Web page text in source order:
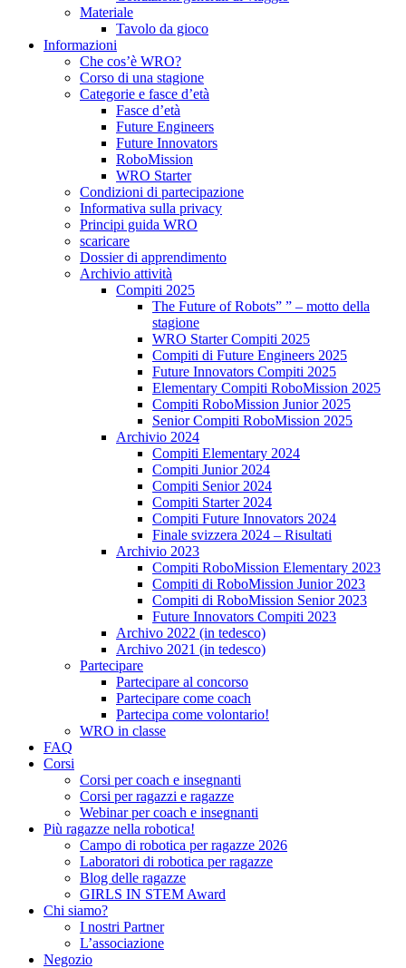
Materiale
Tavolo da gioco
Informazioni
Che cos’è WRO?
Corso di una stagione
Categorie e fasce d’età
Fasce d’età
Future Engineers
Future Innovators
RoboMission
WRO Starter
Condizioni di partecipazione
Informativa sulla privacy
Principi guida WRO
scaricare
Dossier di apprendimento
Archivio attività
Compiti 2025
The Future of Robots” ” – motto della
stagione
WRO Starter Compiti 2025
Compiti di Future Engineers 2025
Future Innovators Compiti 2025
Elementary Compiti RoboMission 2025
Compiti RoboMission Junior 2025
Senior Compiti RoboMission 2025
Archivio 2024
Compiti Elementary 2024
Compiti Junior 2024
Compiti Senior 2024
Compiti Starter 2024
Compiti Future Innovators 2024
Finale svizzera 2024 – Risultati
Archivio 2023
Compiti RoboMission Elementary 2023
Compiti di RoboMission Junior 2023
Compiti di RoboMission Senior 2023
Future Innovators Compiti 2023
Archivo 2022 (in tedesco)
Archivo 2021 (in tedesco)
Partecipare
Partecipare al concorso
Partecipare come coach
Partecipa come volontario!
WRO in classe
FAQ
Corsi
Corsi per coach e insegnanti
Corsi per ragazzi e ragazze
Webinar per coach e insegnanti
Più ragazze nella robotica!
Campo di robotica per ragazze 2026
Laboratori di robotica per ragazze
Blog delle ragazze
GIRLS IN STEM Award
Chi siamo?
I nostri Partner
L’associazione
Negozio